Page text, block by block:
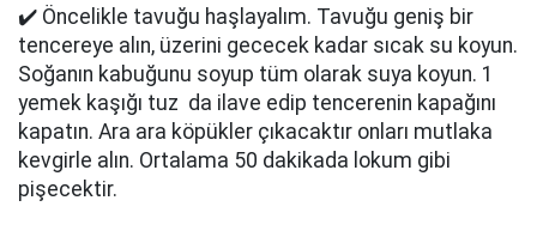
✔️ Öncelikle tavuğu haşlayalım. Tavuğu geniş bir
tencereye alın, üzerini gececek kadar sıcak su koyun.
Soğanın kabuğunu soyup tüm olarak suya koyun. 1
yemek kaşığı tuz da ilave edip tencerenin kapağını
kapatın. Ara ara köpükler çıkacaktır onları mutlaka
kevgirle alın. Ortalama 50 dakikada lokum gibi
pişecektir.